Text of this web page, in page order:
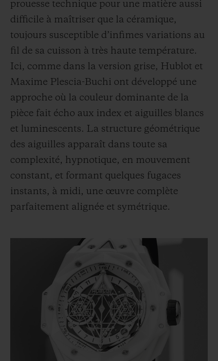
prouesse technique pour une matière aussi
difficile à maîtriser que la céramique,
toujours susceptible d’infimes variations au
fil de sa cuisson à très haute température.
Ici, comme dans la version grise, Hublot et
Maxime Plescia-Buchi ont développé une
approche où la couleur dominante de la
pièce fait écho aux index et aiguilles blancs
et luminescents. La structure géométrique
des aiguilles apparaît dans toute sa
complexité, hypnotique, en mouvement
constant, et formant quelques fugaces
instants, à midi, une œuvre complète
parfaitement alignée et symétrique.